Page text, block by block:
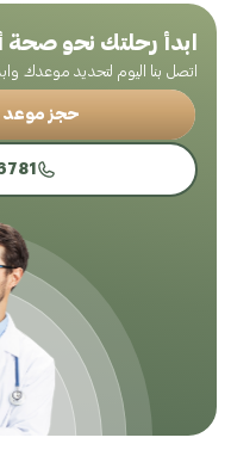
ابدأ رحلتك نحو صحة
اتصل بنا اليوم لتحديد موعدك
حجز موعد